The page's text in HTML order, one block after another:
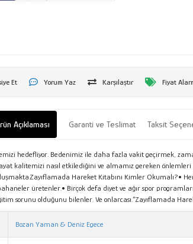
Et Yorum Yaz Karşılaştır Fiyat
Açıklaması Garanti ve Teslimat Taksit
hedefliyor. Bedenimiz ile daha fazla vakit geçirmek,
kalitemizi nasıl etkilediğini ve almamız gereken
Hareket Kitabını Kimler Okumalı?•
üretenler.• Birçok defa diyet ve ağır spor
sorunu olduğunu bilenler. Ve onlarcası.“Zayıflamada
Bozan Yaman & Deniz Egece